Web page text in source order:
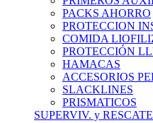
PACKS AHORRO
PROTECCION
COMIDA
PROTECCIÓN
HAMACAS
ACCESORIOS
SLACKLINES
PRISMATICOS
SUPERVIV. y RESCATE